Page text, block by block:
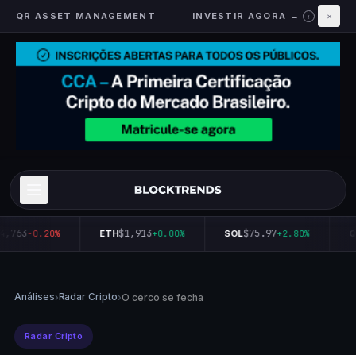
QR ASSET MANAGEMENT INVESTIR AGORA → i ×
-0.20% ETH$1,913+0.00% SOL$75.97+2.80%
Análises›Radar Cripto›O cerco se fecha
Radar Cripto